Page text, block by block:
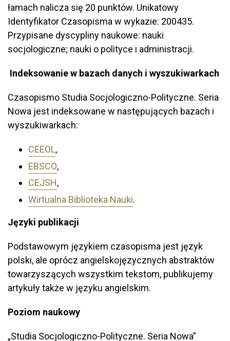
łamach nalicza się 20 punktów. Unikatowy
Identyfikator Czasopisma w wykazie: 200435.
Przypisane dyscypliny naukowe: nauki
socjologiczne; nauki o polityce i administracji.
Indeksowanie w bazach danych i wyszukiwarkach
Czasopismo Studia Socjologiczno-Polityczne. Seria
Nowa jest indeksowane w następujących bazach i
wyszukiwarkach:
CEEOL,
EBSCO,
CEJSH,
Wirtualna Biblioteka Nauki.
Języki publikacji
Podstawowym językiem czasopisma jest język
polski, ale oprócz angielskojęzycznych abstraktów
towarzyszących wszystkim tekstom, publikujemy
artykuły także w języku angielskim.
Poziom naukowy
„Studia Socjologiczno-Polityczne. Seria Nowa”